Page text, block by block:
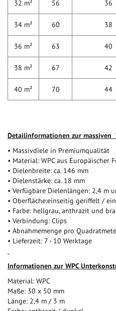
32 m² 56 36
34 m² 60 38
36 m² 63 40
38 m² 67 42
40 m² 70 44
Detailinformationen zur massiven
• Massivdiele in Premiumqualität
• Material: WPC aus Europäischer
• Dielenbreite: ca. 146 mm
• Dielenstärke: ca. 18 mm
• Verfügbare Dielenlängen: 2,4 m
• Oberfläche:einseitig geriffelt /
• Farbe: hellgrau, anthrazit und
• Verbindung: Clips
• Abnahmemenge pro
• Lieferzeit: 7 - 10 Werktage
Informationen zur WPC
Material: WPC
Maße: 30 x 50 mm
Länge: 2,4 m / 3 m